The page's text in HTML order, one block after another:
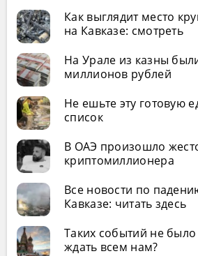
Как выглядит место
на Кавказе: смотреть
На Урале из казны
миллионов рублей
Не ешьте эту готовую
список
В ОАЭ произошло
криптомиллионера
Все новости по
Кавказе: читать здесь
Таких событий не было
ждать всем нам?